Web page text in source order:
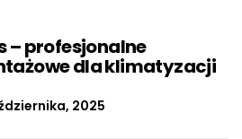
– profesjonalne
dla klimatyzacji
2025